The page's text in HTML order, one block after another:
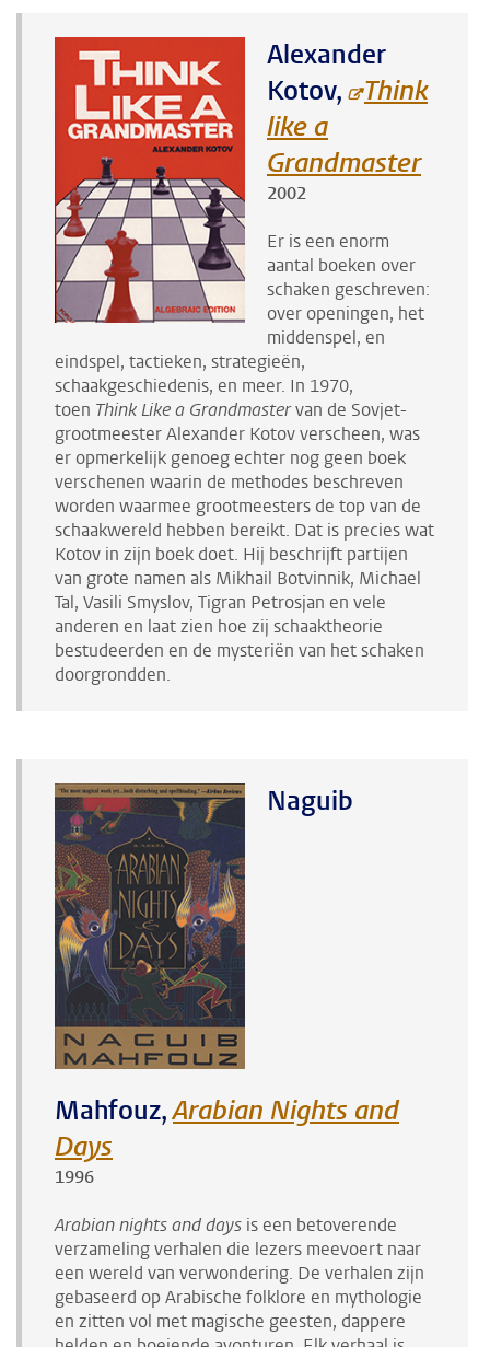
Alexander
Kotov,
Think
like a
Grandmaster
2002
Er is een enorm
aantal boeken over
schaken geschreven:
over openingen, het
middenspel, en
eindspel, tactieken, strategieën,
schaakgeschiedenis, en meer. In 1970,
toen Think Like a Grandmastervan de Sovjet-
grootmeester Alexander Kotov verscheen, was
er opmerkelijk genoeg echter nog geen boek
verschenen waarin de methodes beschreven
worden waarmee grootmeesters de top van de
schaakwereld hebben bereikt. Dat is precies wat
Kotov in zijn boek doet. Hij beschrijft partijen
van grote namen als Mikhail Botvinnik, Michael
Tal, Vasili Smyslov, Tigran Petrosjan en vele
anderen en laat zien hoe zij schaaktheorie
bestudeerden en de mysteriën van het schaken
doorgrondden.
Naguib
Mahfouz,Arabian Nights and
Days
1996
Arabian nights and days is een betoverende
verzameling verhalen die lezers meevoert naar
een wereld van verwondering. De verhalen zijn
gebaseerd op Arabische folklore en mythologie
en zitten vol met magische geesten, dappere